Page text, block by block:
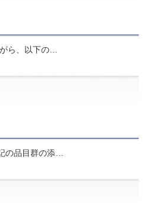
ら、以下の…
の品目群の添…